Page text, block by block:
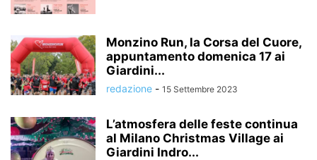
Monzino Run, la Corsa del Cuore,
appuntamento domenica 17 ai
Giardini...
redazione - 15 Settembre 2023
L’atmosfera delle feste continua
al Milano Christmas Village ai
Giardini Indro...